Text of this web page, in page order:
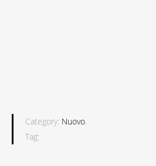
Category: Nuovo.
Tag: